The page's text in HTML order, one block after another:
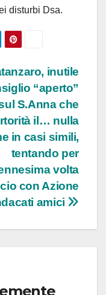
disturbi Dsa.
inutile
“aperto”
S.Anna che
il… nulla
in casi simili,
tentando per
volta
con Azione
amici